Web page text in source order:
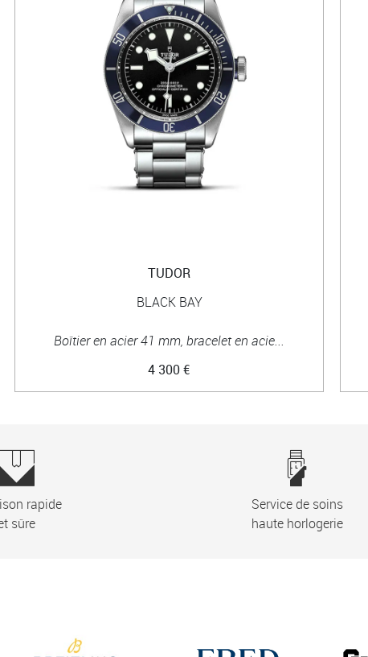
TUDOR
BLACK BAY
Boîtier en acier 41 mm, bracelet en acie...
4 300 €
rapide
sûre
Service de soins
haute horlogerie